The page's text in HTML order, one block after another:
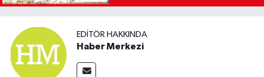
EDITÖR HAKKINDA
Haber Merkezi